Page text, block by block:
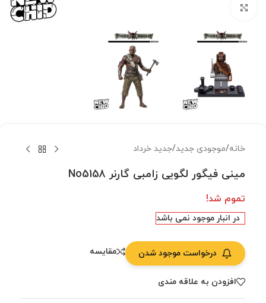
خانه/موجودی جدید/جدید خرداد
مینی فیگور لگویی زامبی گارنر No5158
تموم شد!
در انبار موجود نمی باشد
درخواست موجود شدن مقایسه
افزودن به علاقه مندی